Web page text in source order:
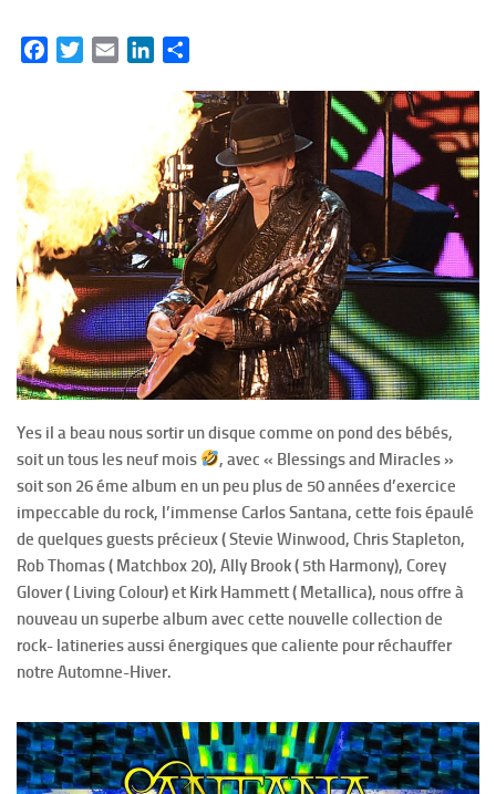
FacebookTwitterEmail LinkedIn
Yes il a beau nous sortir un disque comme on pond des bébés,
soit un tous les neuf mois
, avec « Blessings and Miracles »
soit son 26 éme album en un peu plus de 50 années d’exercice
impeccable du rock, l’immense Carlos Santana, cette fois épaulé
de quelques guests précieux ( Stevie Winwood, Chris Stapleton,
Rob Thomas ( Matchbox 20), Ally Brook ( 5th Harmony), Corey
Glover ( Living Colour) et Kirk Hammett ( Metallica), nous offre à
nouveau un superbe album avec cette nouvelle collection de
rock- latineries aussi énergiques que caliente pour réchauffer
notre Automne-Hiver.